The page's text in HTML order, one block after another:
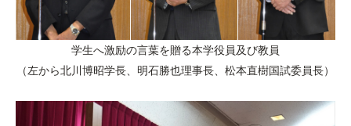
学生へ激励の言葉を贈る本学役員及び教員
（左から北川博昭学長、明石勝也理事長、松本直樹国試委員長）